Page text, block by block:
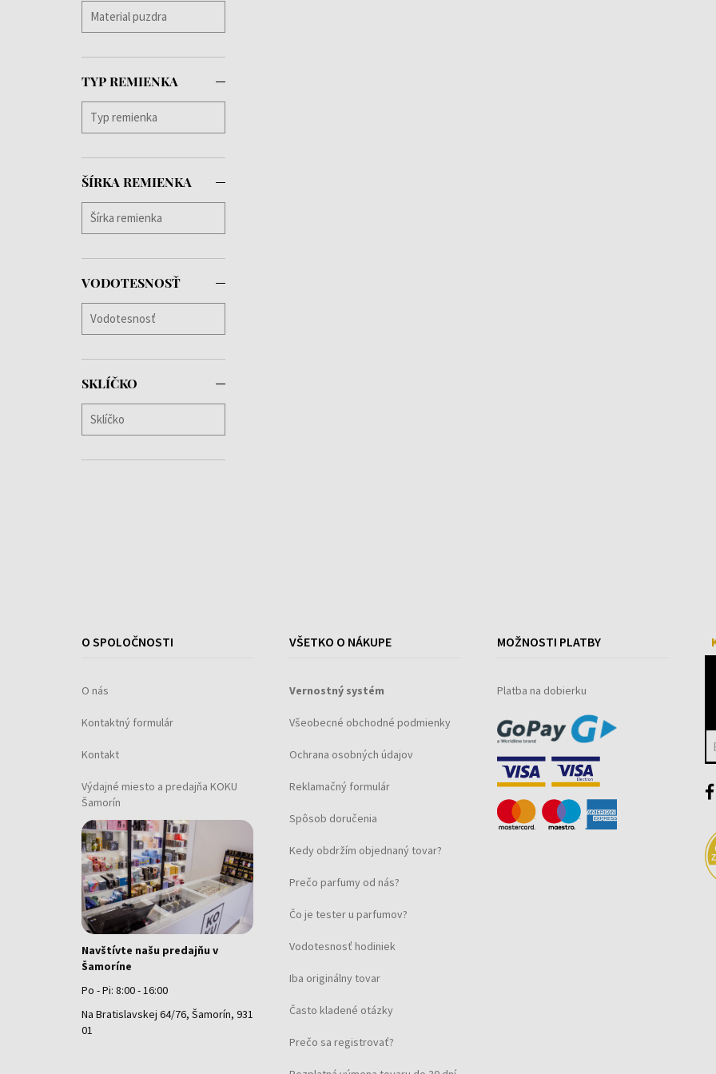
Lori (+2)
Luca(+6)
Luke(+5)
Mason(+3)
Matthew(+1)
Monica(+3)
Montre(+1)
Nelson(+1)
Neo(+1)
Norah(+1)
Oceanic
Owen
Paige
Parker(+1)
Sophia
TH85
TH85 Crystals
Trent
Tyson(+11)
Windsurf(+1)
TYP REMIENKA
ŠÍRKA REMIENKA
VODOTESNOSŤ
SKLÍČKO
O SPOLOČNOSTI
O nás
Kontaktný formulár
Kontakt
Výdajné miesto a predajňa KOKU
Šamorín
Navštívte našu predajňu v
Šamoríne
Po - Pi: 8:00 - 16:00
Na Bratislavskej 64/76, Šamorín, 931
01
VŠETKO O NÁKUPE
Vernostný systém
Všeobecné obchodné podmienky
Ochrana osobných údajov
Reklamačný formulár
Spôsob doručenia
Kedy obdržím objednaný tovar?
Prečo parfumy od nás?
Čo je tester u parfumov?
Vodotesnosť hodiniek
Iba originálny tovar
Často kladené otázky
Prečo sa registrovať?
MOŽNOSTI PLATBY
Platba na dobierku